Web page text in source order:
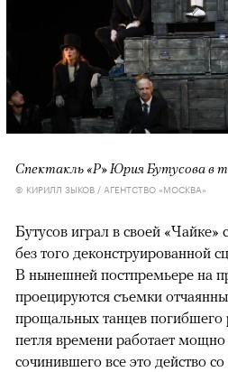
Спектакль «Р» Юрия Бутусова в
© КИРИЛЛ ЗЫКОВ / АГЕНТСТВО «МОСКВА»
Бутусов играл в своей
без того деконструированной
В нынешней постпремьере на
проецируются съемки
прощальных танцев погибшего
петля времени работает
сочинившего все это действо